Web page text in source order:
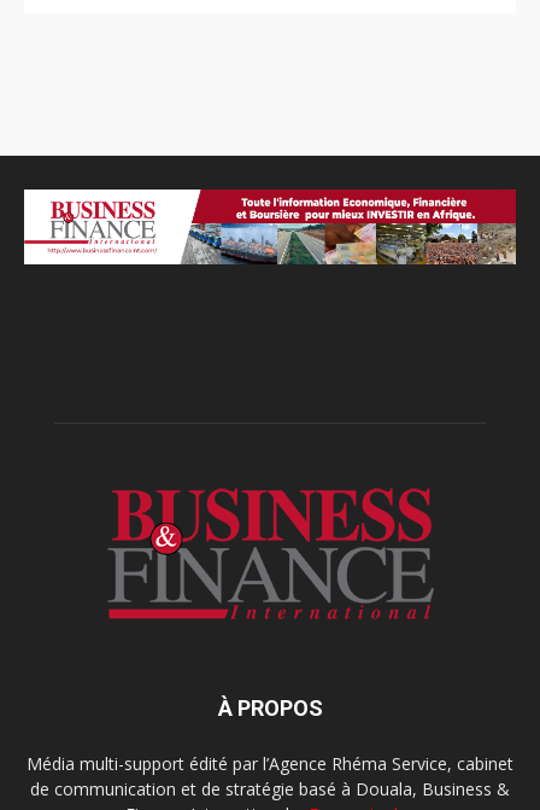
À PROPOS
Média multi-support édité par l’Agence Rhéma Service, cabinet
de communication et de stratégie basé à Douala, Business &